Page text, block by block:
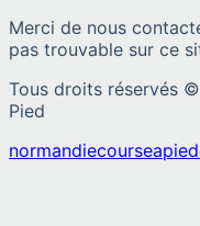
Merci de nous
pas trouvable sur ce
Tous droits réservés
Pied